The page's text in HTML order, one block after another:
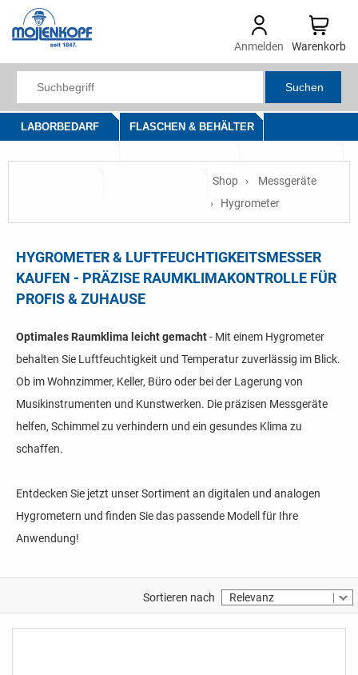
Anmelden Warenkorb
Suchen
LABORBEDARF FLASCHEN & BEHÄLTER
Shop
Messgeräte
Hygrometer
HYGROMETER & LUFTFEUCHTIGKEITSMESSER
KAUFEN - PRÄZISE RAUMKLIMAKONTROLLE FÜR
PROFIS & ZUHAUSE
Optimales Raumklima leicht gemacht- Mit einem Hygrometer
behalten Sie Luftfeuchtigkeit und Temperatur zuverlässig im Blick.
Ob im Wohnzimmer, Keller, Büro oder bei der Lagerung von
Musikinstrumenten und Kunstwerken. Die präzisen Messgeräte
helfen, Schimmel zu verhindern und ein gesundes Klima zu
schaffen.
Entdecken Sie jetzt unser Sortiment an digitalen und analogen
Hygrometern und finden Sie das passende Modell für Ihre
Anwendung!
Sortieren nach Relevanz